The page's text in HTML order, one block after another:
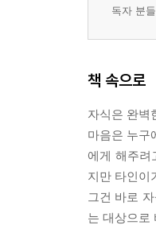
독자 분
책 속으로
자식은 완벽
마음은 누구
에게 해주려
지만 타인이
그건 바로
는 대상으로